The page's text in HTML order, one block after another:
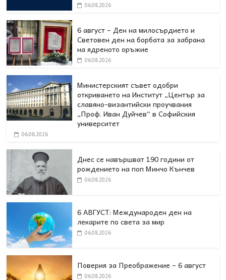
06.08.2026
6 август – Ден на милосърдието и
Световен ден на борбата за забрана
на ядреното оръжие
06.08.2026
Министерският съвет одобри
откриването на Институт „Център за
славяно-византийски проучвания
„Проф. Иван Дуйчев“ в Софийския
университет
06.08.2026
Днес се навършват 190 години от
рождението на поп Минчо Кънчев
06.08.2026
6 АВГУСТ: Международен ден на
лекарите по света за мир
06.08.2026
Поверия за Преображение – 6 август
06.08.2026